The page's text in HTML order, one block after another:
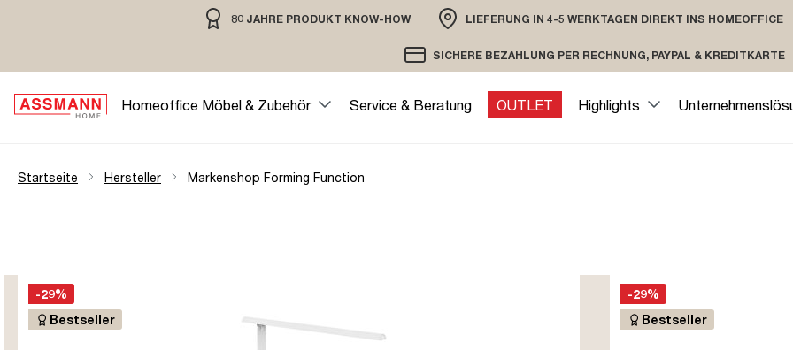
Zur Hauptnavigation springen80 JAHRE PRODUKT KNOW-HOW
80 JAHRE MÖBELBAU MIT TRADITION
LIEFERUNG IN 4-5 WERKTAGEN DIREKT INS HOMEOFFICE
VERSAND PER DHL ODER SPEDITION
SICHERE BEZAHLUNG PER RECHNUNG, PAYPAL & KREDITKARTE
VERSCHLÜSSELTE ÜBERTRAGUNG
Homeoffice Möbel & Zubehör Service & Beratung OUTLET Highlights
Startseite Hersteller Markenshop Forming Function
-29%
Bestseller
-29%
Bestseller